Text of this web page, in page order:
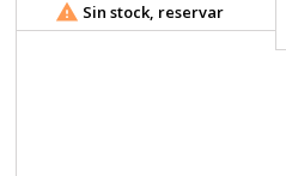
 Sin stock, reservar